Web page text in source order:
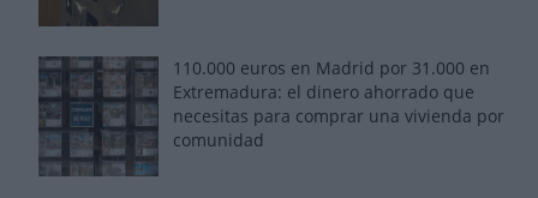
110.000 euros en Madrid por 31.000 en
Extremadura: el dinero ahorrado que
necesitas para comprar una vivienda por
comunidad